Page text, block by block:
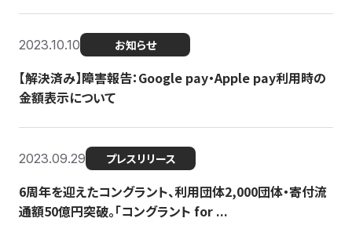
2023.10.10 お知らせ
【解決済み】障害報告：Google pay・Apple pay利用時の
金額表示について
2023.09.29 プレスリリース
6周年を迎えたコングラント、利用団体2,000団体・寄付流
通額50億円突破。「コングラント for ...